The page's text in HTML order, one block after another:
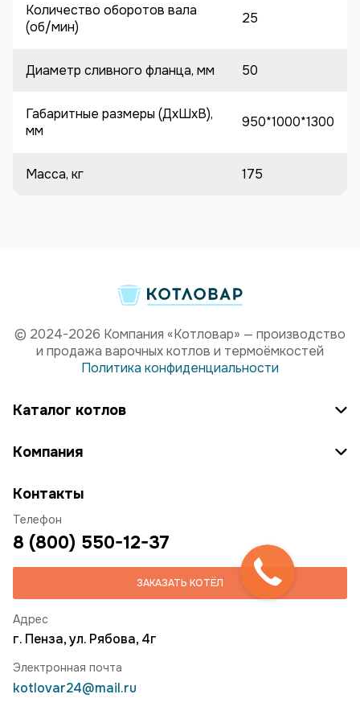
Количество оборотов вала
(об/мин)
25
Диаметр сливного фланца, мм 50
Габаритные размеры (ДхШхВ),
мм
950*1000*1300
Масса, кг 175
© 2024-2026 Компания «Котловар» — производство
и продажа варочных котлов и термоёмкостей
Политика конфиденциальности
Каталог котлов
Компания
Контакты
Телефон
8 (800) 550-12-37
ЗАКАЗАТЬ КОТЁЛ
Адрес
г. Пенза, ул. Рябова, 4г
Электронная почта
kotlovar24@mail.ru